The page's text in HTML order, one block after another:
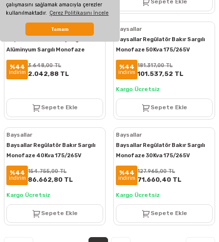
çalışmasını sağlamak amacıyla çerezler
kullanılmaktadır. Çerez Politikasını İncele
Tamam
Sepete Ekle Sepete Ekle
Alüminyum Sargılı Monofaze
0,5Kva 130/260V BKR500
%44
indirim
3.648,00 TL
2.042,88 TL
Sepete Ekle
Baysallar
Baysallar Regülatör Bakır Sargılı
Monofaze 50Kva 175/265V
BMS50160
%44
indirim
181.317,00 TL
101.537,52 TL
Kargo Ücretsiz
Sepete Ekle
Baysallar
Baysallar Regülatör Bakır Sargılı
Monofaze 40Kva 175/265V
BMS40160
%44
indirim
154.755,00 TL
86.662,80 TL
Kargo Ücretsiz
Sepete Ekle
Baysallar
Baysallar Regülatör Bakır Sargılı
Monofaze 30Kva 175/265V
BMS30160
%44
indirim
127.965,00 TL
71.660,40 TL
Kargo Ücretsiz
Sepete Ekle